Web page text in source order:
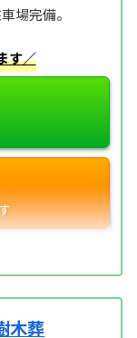
場完備。
す／
木葬